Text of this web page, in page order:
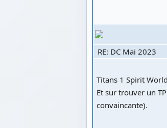
RE: DC Mai 2023
Titans 1 Spirit
Et sur trouver un
convaincante).